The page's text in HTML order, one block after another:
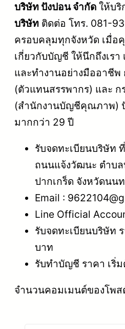
บริษัท ปังปอน จำกัด ให้บริ
บริษัท ติดต่อ โทร. 081-
ครอบคลุมทุกจังหวัด เมื่อ
เกี่ยวกับบัญชี ให้นึกถึงเรา
และทำงานอย่างมืออาชีพ
(ตัวแทนสรรพากร) และ
(สำนักงานบัญชีคุณภาพ)
มากกว่า 29 ปี
รับจดทะเบียนบริษัท
ถนนแจ้งวัฒนะ ตำบล
ปากเกร็ด จังหวัดนน
Email :
Line Official
รับจดทะเบียนบริษัท
บาท
รับทำบัญชี ราคา เริ่
จำนวนคอมเมนต์ของโพส